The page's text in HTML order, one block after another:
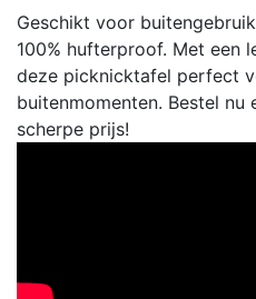
Geschikt voor
100% hufterproof. Met een
deze picknicktafel perfect
buitenmomenten. Bestel nu
scherpe prijs!